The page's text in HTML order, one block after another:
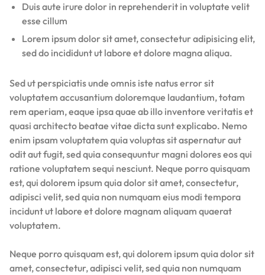
Duis aute irure dolor in reprehenderit in voluptate velit
esse cillum
Lorem ipsum dolor sit amet, consectetur adipisicing elit,
sed do incididunt ut labore et dolore magna aliqua.
Sed ut perspiciatis unde omnis iste natus error sit
voluptatem accusantium doloremque laudantium, totam
rem aperiam, eaque ipsa quae ab illo inventore veritatis et
quasi architecto beatae vitae dicta sunt explicabo. Nemo
enim ipsam voluptatem quia voluptas sit aspernatur aut
odit aut fugit, sed quia consequuntur magni dolores eos qui
ratione voluptatem sequi nesciunt. Neque porro quisquam
est, qui dolorem ipsum quia dolor sit amet, consectetur,
adipisci velit, sed quia non numquam eius modi tempora
incidunt ut labore et dolore magnam aliquam quaerat
voluptatem.
Neque porro quisquam est, qui dolorem ipsum quia dolor sit
amet, consectetur, adipisci velit, sed quia non numquam